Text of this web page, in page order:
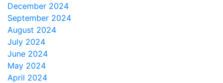
December 2024
September 2024
August 2024
July 2024
June 2024
May 2024
April 2024